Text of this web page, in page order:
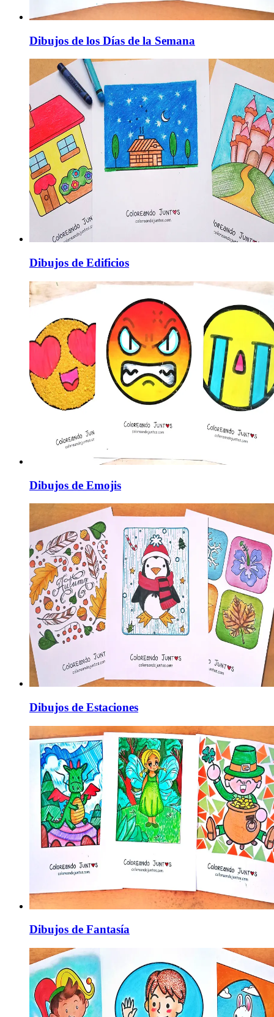
Dibujos de los Días de la Semana
Dibujos de Edificios
Dibujos de Emojis
Dibujos de Estaciones
Dibujos de Fantasía